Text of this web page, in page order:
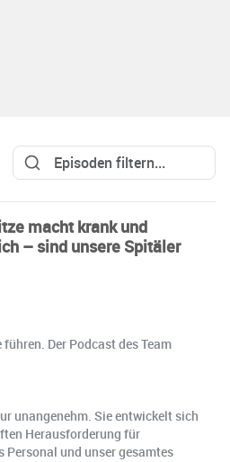
macht krank und
– sind unsere Spitäler
führen. Der Podcast des Team
unangenehm. Sie entwickelt sich
Herausforderung für
und unser gesamtes